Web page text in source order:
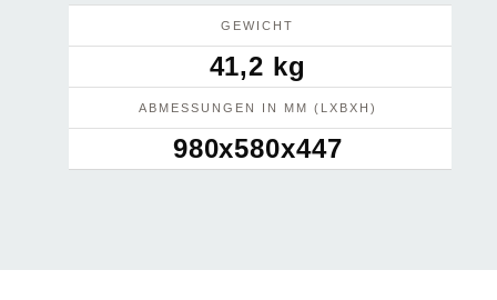
GEWICHT
41,2 kg
ABMESSUNGEN IN MM (LXBXH)
980x580x447